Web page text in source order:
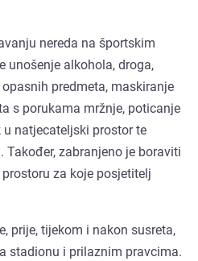
nereda na športskim
unošenje alkohola, droga,
predmeta, maskiranje
s porukama mržnje, poticanje
natjecateljski prostor te
Također, zabranjeno je boraviti
za koje posjetitelj
prije, tijekom i nakon susreta,
stadionu i prilaznim pravcima.